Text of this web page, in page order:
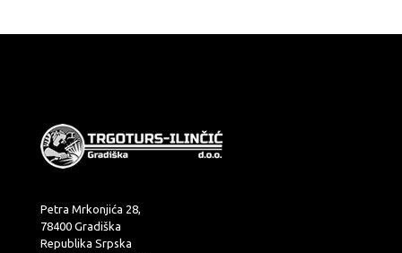
Petra Mrkonjića 28,
78400 Gradiška
Republika Srpska